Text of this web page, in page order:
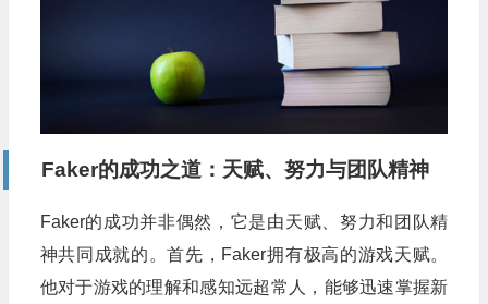
Faker的成功之道：天赋、努力与团队精神
Faker的成功并非偶然，它是由天赋、努力和团队精
神共同成就的。首先，Faker拥有极高的游戏天赋。
他对于游戏的理解和感知远超常人，能够迅速掌握新